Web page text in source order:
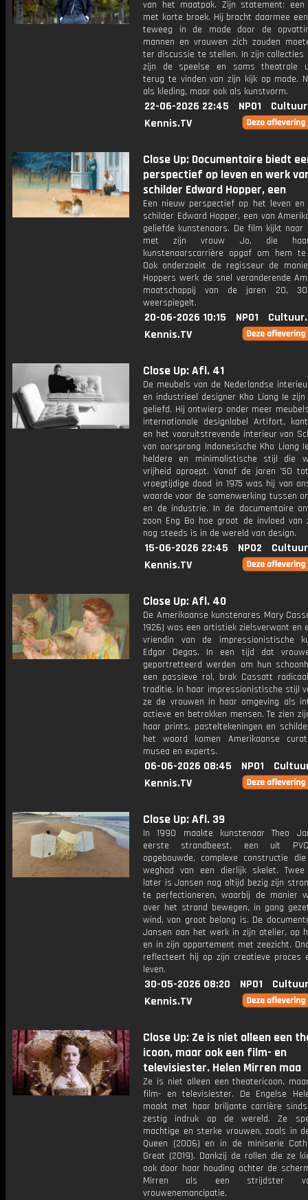
van het maatpak. Zijn statement:
met korte broek. Hij bracht daarmee
teweeg in de mode door de
mannen en vrouwen zich zouden
ter discussie te stellen. In zijn collecties
zijn de speelse en soms theatrale
terug te vinden van zijn kijk op mode.
als kleding, maar ook als kunstvorm.
22-06-2026 22:45 NPO1
Kennis.TV
Close Up: Documentaire biedt
perspectief op leven en werk
schilder Edward Hopper, een
Een nieuw perspectief op het leven en
schilder Edward Hopper, een van
geliefde kunstenaars. De film kijkt naar
met zijn vrouw Jo, die
kunstenaarscarrière opgaf om hem
Ook onderzoekt de regisseur de
Hoppers werk de snel veranderende
maatschappij van de jaren 20,
weerspiegelt.
20-06-2026 10:15 NPO1
Kennis.TV
Close Up: Afl. 41
De meubels van de Nederlandse
en industrieel designer Kho Liang Ie
geliefd. Hij ontwierp onder meer
internationale designlabel Artifort,
en het vooruitstrevende interieur van
van oorsprong Indonesische Kho Liang
heldere en minimalistische stijl die
vrijheid oproept. Vanaf de jaren '50
vroegtijdige dood in 1975 was hij van
waarde voor de samenwerking tussen
en de industrie. In de documentaire
zoon Eng Bo hoe groot de invloed van
nog steeds is in de wereld van design.
15-06-2026 22:45 NPO2
Kennis.TV
Close Up: Afl. 40
De Amerikaanse kunstenares Mary
1926) was een artistiek zielsverwant en
vriendin van de impressionistische
Edgar Degas. In een tijd dat
geportretteerd werden om hun
een passieve rol, brak Cassatt
traditie. In haar impressionistische stijl
ze de vrouwen in haar omgeving als
actieve en betrokken mensen. Te zien
haar prints, pasteltekeningen en
het woord komen Amerikaanse
musea en experts.
06-06-2026 08:45 NPO1
Kennis.TV
Close Up: Afl. 39
In 1990 maakte kunstenaar Theo
eerste strandbeest, een uit
opgebouwde, complexe constructie
weghad van een dierlijk skelet. Twee
later is Jansen nog altijd bezig zijn
te perfectioneren, waarbij de manier
over het strand bewegen, in gang
wind, van groot belang is. De
Jansen aan het werk in zijn atelier, op
en in zijn appartement met zeezicht.
reflecteert hij op zijn creatieve proces
leven.
30-05-2026 08:20 NPO1
Kennis.TV
Close Up: Ze is niet alleen een
icoon, maar ook een film- en
televisiester. Helen Mirren maa
Ze is niet alleen een theatericoon,
film- en televisiester. De Engelse
maakt met haar briljante carrière
zestig indruk op de wereld. Ze
machtige en sterke vrouwen, zoals in
Queen (2006) en in de miniserie
Great (2019). Dankzij de rollen die ze
ook door haar houding achter de
Mirren als een strijdster
vrouwenemancipatie.